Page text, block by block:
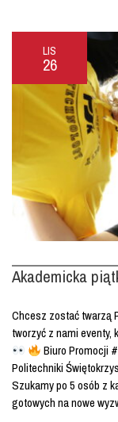
LIS
26
Akademicka
Chcesz zostać twarzą
tworzyć z nami eventy,
Biuro Promocji
Politechniki
Szukamy po 5 osób z
gotowych na nowe